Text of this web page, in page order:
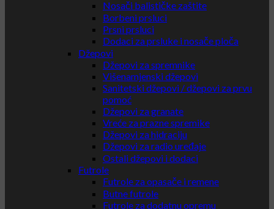
Nosači balističke zaštite
Borbeni prsluci
Prsni prsluci
Dodaci za prsluke i nosače ploča
Džepovi
Džepovi za spremnike
Višenamjenski džepovi
Sanitetski džepovi / džepovi za prvu
pomoć
Džepovi za granate
Vreće za prazne spremike
Džepovi za hidraciju
Džepovi za radio uređaje
Ostali džepovi i dodaci
Futrole
Futrole za opasače i remene
Butne futrole
Futrole za dodatnu opremu